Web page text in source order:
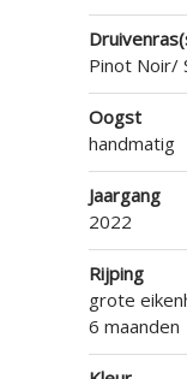
Pinot Noir/
Oogst
handmatig
Jaargang
2022
Rijping
grote
6 maanden